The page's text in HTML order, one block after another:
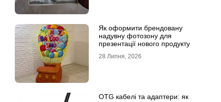
Як оформити брендовану
надувну фотозону для
презентації нового продукту
28 Липня, 2026
OTG кабелі та адаптери: як